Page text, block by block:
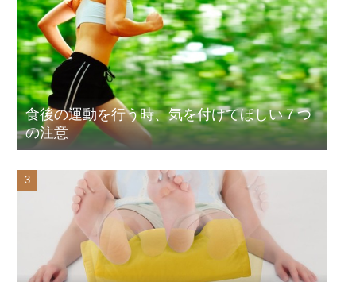
食後の運動を行う時、気を付けてほしい７つ
の注意